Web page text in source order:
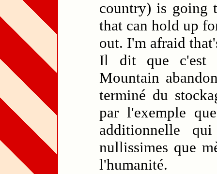
country) is going
that can hold up
out. I'm afraid
Il dit que c'est
Mountain
terminé du
par l'exemple
additionnelle
nullissimes que
l'humanité.